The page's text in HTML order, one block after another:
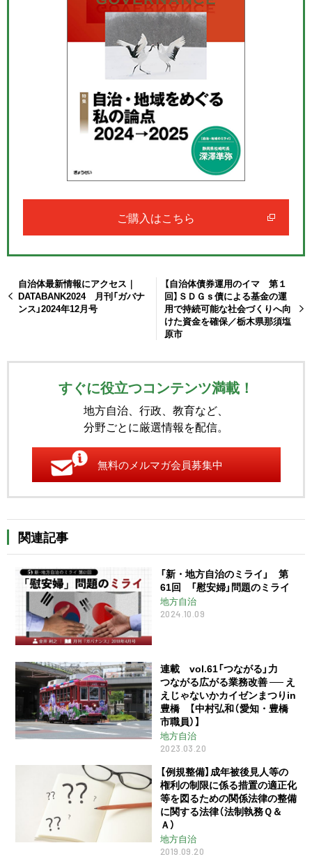
ご購入はこちら
自治体最新情報にアクセス｜
DATABANK2024 月刊「ガバナ
ンス」2024年12月号
【自治体債券運用のイマ 第１
回】ＳＤＧｓ債による基金の運
用で持続可能な社会づくりへ向
けた資金を確保／栃木県那須塩
原市
すぐに役立つコンテンツ満載！
地方自治、行政、教育など、
分野ごとに厳選情報を配信。
無料のメルマガ会員募集中
関連記事
「新・地方自治のミライ」 第
61回 「慰安婦」問題のミライ
地方自治
2024.10.09
連載 vol.61「つながる」力
つながる広がる業務改善 ── え
えじゃないかカイゼンまつりin
豊橋 【中村弘和（愛知・豊橋
市職員）】
地方自治
2023.03.20
【例規整備】成年被後見人等の
権利の制限に係る措置の適正化
等を図るための関係法律の整備
に関する法律（法制執務Ｑ＆
Ａ）
地方自治
2019.09.20